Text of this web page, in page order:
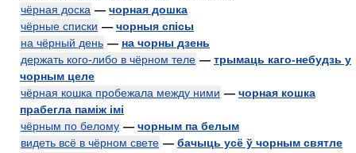
чёрная доска — чорная дошка
чёрные списки — чорныя спісы
на чёрный день — на чорны дзень
держать кого-либо в чёрном теле — трымаць каго-небудзь у
чорным целе
чёрная кошка пробежала между ними — чорная кошка
прабегла паміж імі
чёрным по белому — чорным па белым
видеть всё в чёрном свете — бачыць усё ў чорным святле